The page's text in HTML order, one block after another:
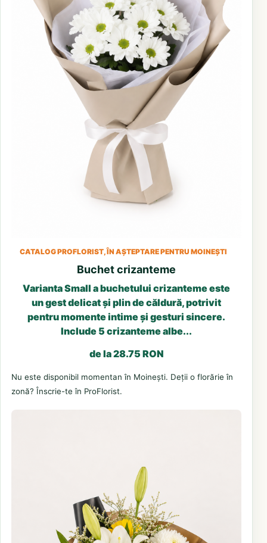
CATALOG PROFLORIST, ÎN AȘTEPTARE PENTRU MOINEȘTI
Buchet crizanteme
Varianta Small a buchetului crizanteme este
un gest delicat și plin de căldură, potrivit
pentru momente intime și gesturi sincere.
Include 5 crizanteme albe...
de la 28.75 RON
Nu este disponibil momentan în Moinești. Deții o florărie în
zonă? Înscrie-te în ProFlorist.